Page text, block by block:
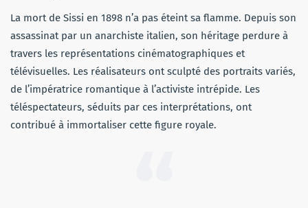
La mort de Sissi en 1898 n’a pas éteint sa flamme. Depuis son
assassinat par un anarchiste italien, son héritage perdure à
travers les représentations cinématographiques et
télévisuelles. Les réalisateurs ont sculpté des portraits variés,
de l’impératrice romantique à l’activiste intrépide. Les
téléspectateurs, séduits par ces interprétations, ont
contribué à immortaliser cette figure royale.